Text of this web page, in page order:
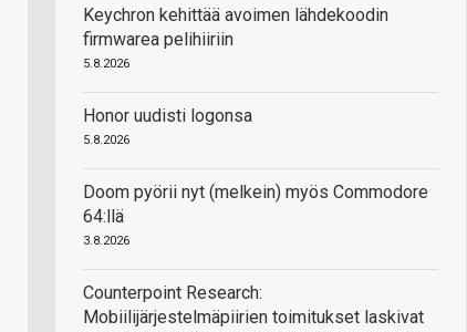
Keychron kehittää avoimen lähdekoodin
firmwarea pelihiiriin
5.8.2026
Honor uudisti logonsa
5.8.2026
Doom pyörii nyt (melkein) myös Commodore
64:llä
3.8.2026
Counterpoint Research:
Mobiilijärjestelmäpiirien toimitukset laskivat